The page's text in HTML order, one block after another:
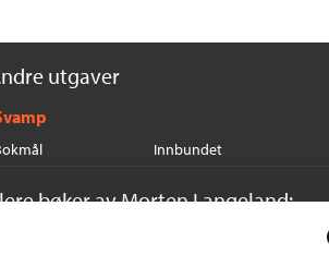
utgaver
Innbundet
bøker av Morten Langeland: